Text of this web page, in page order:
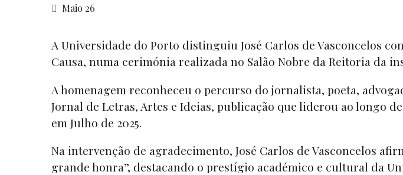
Maio 26
A Universidade do Porto distinguiu José Carlos de Vasconcelos
Causa, numa cerimónia realizada no Salão Nobre da Reitoria da
A homenagem reconheceu o percurso do jornalista, poeta,
Jornal de Letras, Artes e Ideias, publicação que liderou ao longo de
em Julho de 2025.
Na intervenção de agradecimento, José Carlos de Vasconcelos
grande honra”, destacando o prestígio académico e cultural da